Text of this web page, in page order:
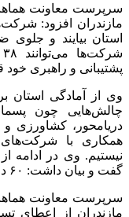
سرپرست معاونت
مازندران افزود:
استان بیایند و جلوی
پشتیبانی و راهبری خود
وی از آمادگی استان
چالش‌هایی چون
دریامحور، کشاورزی
همکاری با شرکت‌های
گفت و بیان داشت: ۶۰ درصد این شرکت‌ها نوپا و کوچک هستند.
سرپرست معاونت